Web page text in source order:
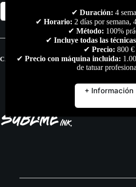
Pigmento
Ink
Moon
cantidad
Añadir al
CATEGORÍAS:PIGMENTOS, TODO
✔ Duración: 4
✔ Horario: 2 días por semana,
✔ Método: 100%
✔ Incluye todas las
✔ Precio: 800 €
✔ Precio con máquina incluida:
de tatuar
+ Información